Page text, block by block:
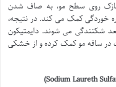
نازک روی سطح مو، به صاف شدن
خوردگی کمک می کند. در نتیجه،
شکنندگی می شوند. دایمتیکون
در ساقه مو کمک کرده و از خشکی